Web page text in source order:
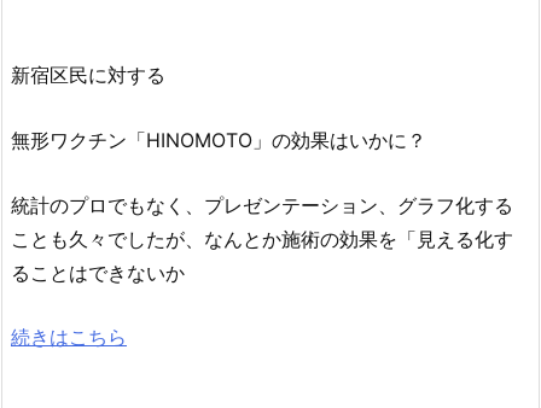
新宿区民に対する
無形ワクチン「HINOMOTO」の効果はいかに？
統計のプロでもなく、プレゼンテーション、グラフ化する
ことも久々でしたが、なんとか施術の効果を「見える化す
ることはできないか
続きはこちら